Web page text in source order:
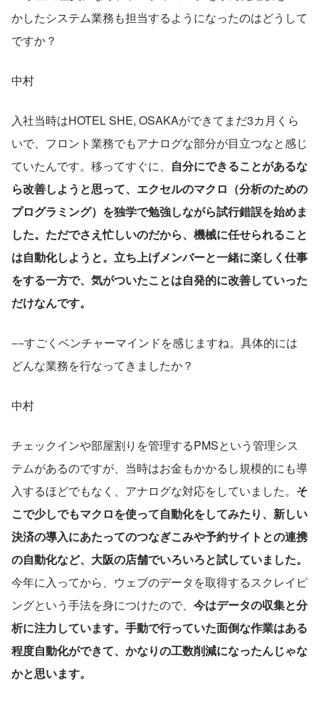
かしたシステム業務も担当するようになったのはどうして
ですか？
中村
入社当時はHOTEL SHE, OSAKAができてまだ3カ月くら
いで、フロント業務でもアナログな部分が目立つなと感じ
ていたんです。移ってすぐに、 自分にできることがあるな
ら改善しようと思って、エクセルのマクロ（分析のための
プログラミング）を独学で勉強しながら試行錯誤を始めま
した。ただでさえ忙しいのだから、機械に任せられること
は自動化しようと。立ち上げメンバーと一緒に楽しく仕事
をする一方で、気がついたことは自発的に改善していった
だけなんです。
−−すごくベンチャーマインドを感じますね。具体的には
どんな業務を行なってきましたか？
中村
チェックインや部屋割りを管理するPMSという管理シス
テムがあるのですが、当時はお金もかかるし規模的にも導
入するほどでもなく、アナログな対応をしていました。 そ
こで少しでもマクロを使って自動化をしてみたり、新しい
決済の導入にあたってのつなぎこみや予約サイトとの連携
の自動化など、大阪の店舗でいろいろと試していました。
今年に入ってから、ウェブのデータを取得するスクレイピ
ングという手法を身につけたので、 今はデータの収集と分
析に注力しています。手動で行っていた面倒な作業はある
程度自動化ができて、かなりの工数削減になったんじゃな
かと思います。